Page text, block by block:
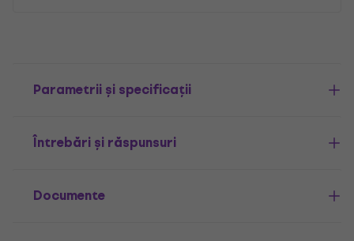
Parametrii și specificații
Întrebări și răspunsuri
Documente